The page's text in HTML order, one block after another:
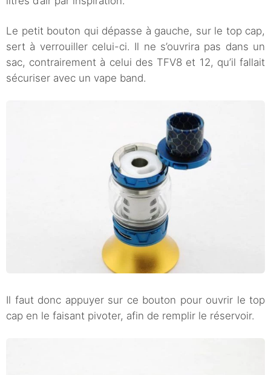
Le petit bouton qui dépasse à gauche, sur le top cap,
sert à verrouiller celui-ci. Il ne s’ouvrira pas dans un
sac, contrairement à celui des TFV8 et 12, qu’il fallait
sécuriser avec un vape band.
Il faut donc appuyer sur ce bouton pour ouvrir le top
cap en le faisant pivoter, afin de remplir le réservoir.